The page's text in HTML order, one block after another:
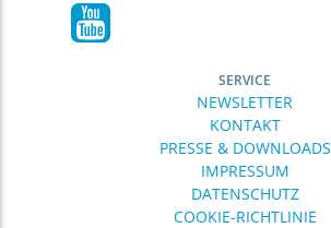
SERVICE
NEWSLETTER
KONTAKT
PRESSE & DOWNLOADS
IMPRESSUM
DATENSCHUTZ
COOKIE-RICHTLINIE